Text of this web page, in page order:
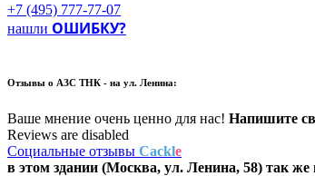
+7 (495) 777-77-07
нашли ОШИБКУ?
Отзывы о АЗС ТНК - на ул. Ленина:
Ваше мнение очень ценно для нас! Напишите
Reviews are disabled
Социальные отзывы Cackle
в этом здании (Москва, ул. Ленина, 58) так же